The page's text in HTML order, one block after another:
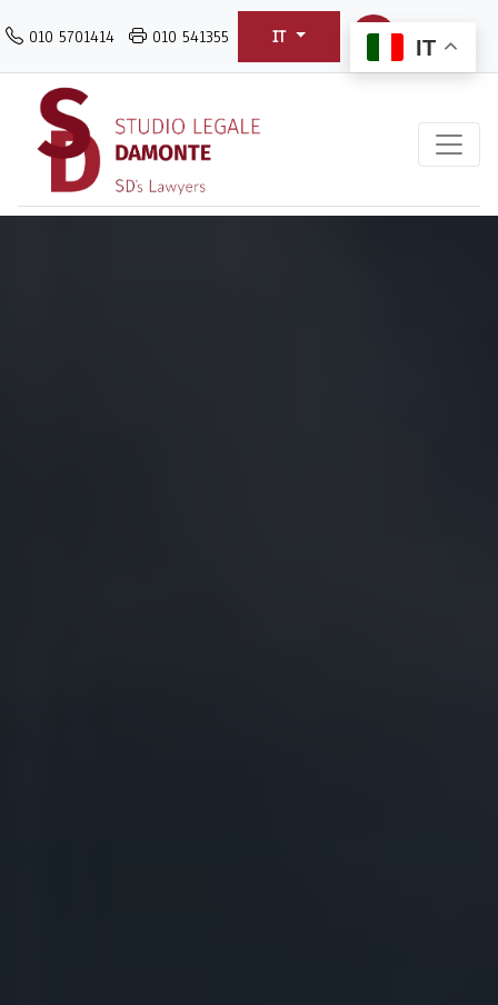
al
contenuto
principale
010 5701414 010 541355 IT IT